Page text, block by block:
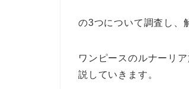
の3つについて調査し、
ワンピースのルナーリ
説していきます。